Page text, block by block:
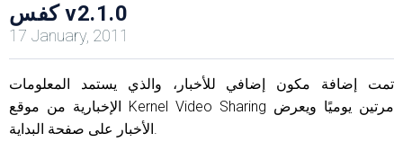
كفس v2.1.0
17 January, 2011
تمت إضافة مكون إضافي للأخبار، والذي يستمد المعلومات
الإخبارية من موقع Kernel Video Sharing مرتين يوميًا ويعرض
الأخبار على صفحة البداية.